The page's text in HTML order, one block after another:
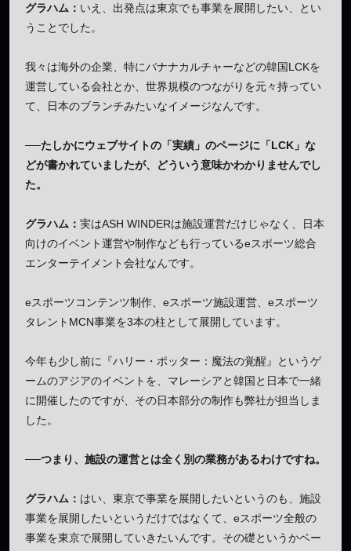
グラハム： いえ、出発点は東京でも事業を展開したい、とい
うことでした。
我々は海外の企業、特にバナナカルチャーなどの韓国LCKを
運営している会社とか、世界規模のつながりを元々持ってい
て、日本のブランチみたいなイメージなんです。
──たしかにウェブサイトの「実績」のページに「LCK」な
どが書かれていましたが、どういう意味かわかりませんでし
た。
グラハム： 実はASH WINDERは施設運営だけじゃなく、日本
向けのイベント運営や制作なども行っているeスポーツ総合
エンターテイメント会社なんです。
eスポーツコンテンツ制作、eスポーツ施設運営、eスポーツ
タレントMCN事業を3本の柱として展開しています。
今年も少し前に『ハリー・ポッター：魔法の覚醒』というゲ
ームのアジアのイベントを、マレーシアと韓国と日本で一緒
に開催したのですが、その日本部分の制作も弊社が担当しま
した。
──つまり、施設の運営とは全く別の業務があるわけですね。
グラハム： はい、東京で事業を展開したいというのも、施設
事業を展開したいというだけではなくて、eスポーツ全般の
事業を東京で展開していきたいんです。その礎というかベー